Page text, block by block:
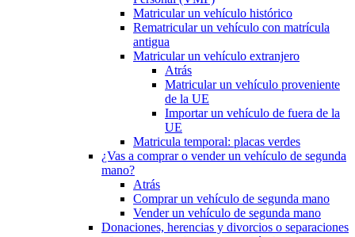
Matricular un vehículo histórico
Rematricular un vehículo con matrícula
antigua
Matricular un vehículo extranjero
Atrás
Matricular un vehículo proveniente
de la UE
Importar un vehículo de fuera de la
UE
Matricula temporal: placas verdes
¿Vas a comprar o vender un vehículo de segunda
mano?
Atrás
Comprar un vehículo de segunda mano
Vender un vehículo de segunda mano
Donaciones, herencias y divorcios o separaciones